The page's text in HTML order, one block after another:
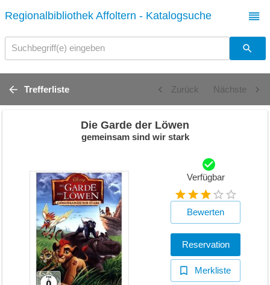
Regionalbibliothek Affoltern - Katalogsuche
Suchbegriff(e) eingeben
Trefferliste Zurück Nächste
Die Garde der Löwen
gemeinsam sind wir stark
Verfügbar
Bewerten
Reservation
Merkliste